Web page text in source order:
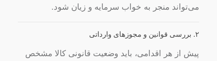
می‌تواند منجر به خواب سرمایه و زیان شود.
۲. بررسی قوانین و مجوزهای وارداتی
پیش از هر اقدامی، باید وضعیت قانونی کالا مشخص